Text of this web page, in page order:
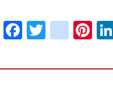
ShareFacebook
Twitter